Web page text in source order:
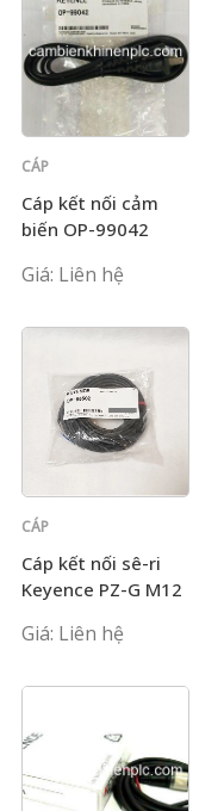
CÁP
Cáp kết nối cảm
biến OP-99042
Giá: Liên hệ
CÁP
Cáp kết nối sê-ri
Keyence PZ-G M12
Giá: Liên hệ